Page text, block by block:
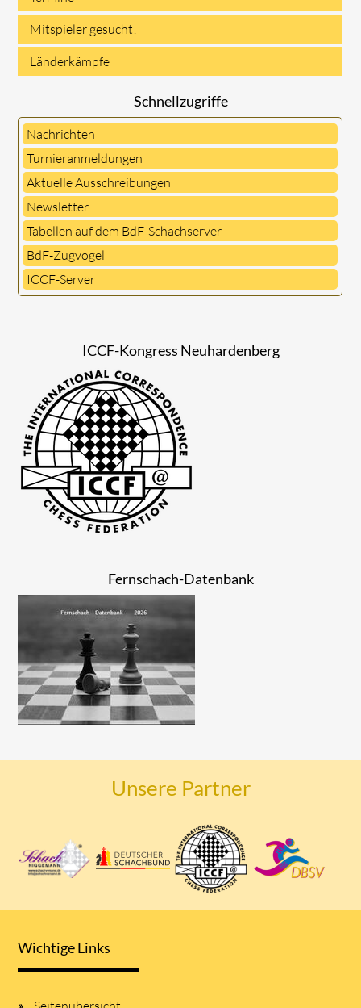
Mitspieler gesucht!
Länderkämpfe
Schnellzugriffe
Nachrichten
Turnieranmeldungen
Aktuelle Ausschreibungen
Newsletter
Tabellen auf dem BdF-Schachserver
BdF-Zugvogel
ICCF-Server
ICCF-Kongress Neuhardenberg
Fernschach-Datenbank
Unsere Partner
Wichtige Links